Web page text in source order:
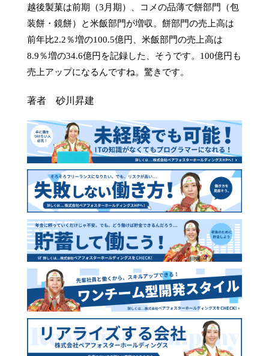
越後製菓は前期（3月期）、コメの品薄で餅部門（包
装餅・鏡餅）と米飯部門が増収。餅部門の売上高は
前年比2.2％増の100.5億円、米飯部門の売上高は
8.9％増の34.6億円を記録した、そうです。100億円も
売上アップになるんですね。驚きです。
著者 砂川昇建